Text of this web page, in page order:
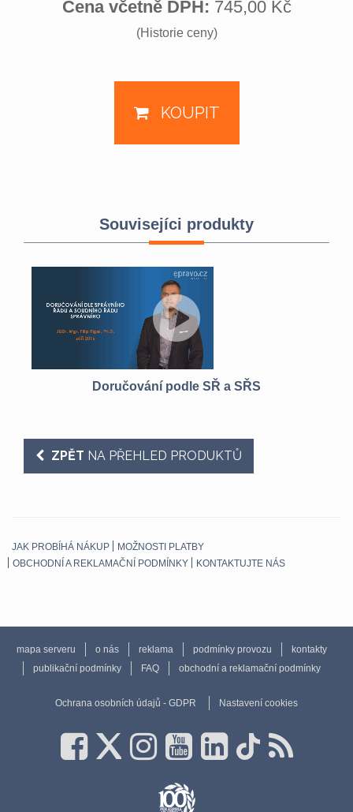
Cena včetně DPH: 745,00 Kč
(Historie ceny)
KOUPIT
Souvisejíci produkty
Doručování podle SŘ a SŘS
ZPĚT NA PŘEHLED PRODUKTŮ
JAK PROBÍHÁ NÁKUP
MOŽNOSTI PLATBY
OBCHODNÍ A REKLAMAČNÍ PODMÍNKY
KONTAKTUJTE NÁS
mapa serveru o nás reklama podmínky provozu
kontakty
publikační podmínky
FAQ obchodní a reklamační podmínky
Ochrana osobních údajů - GDPR Nastavení cookies